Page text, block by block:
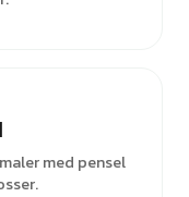
med pensel